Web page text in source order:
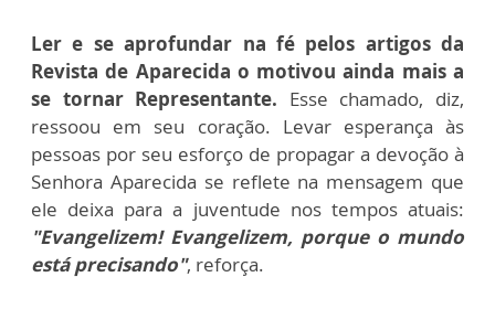
Ler e se aprofundar na fé pelos artigos da
Revista de Aparecida o motivou ainda mais a
se tornar Representante. Esse chamado, diz,
ressoou em seu coração. Levar esperança às
pessoas por seu esforço de propagar a devoção à
Senhora Aparecida se reflete na mensagem que
ele deixa para a juventude nos tempos atuais:
"Evangelizem! Evangelizem, porque o mundo
está precisando", reforça.